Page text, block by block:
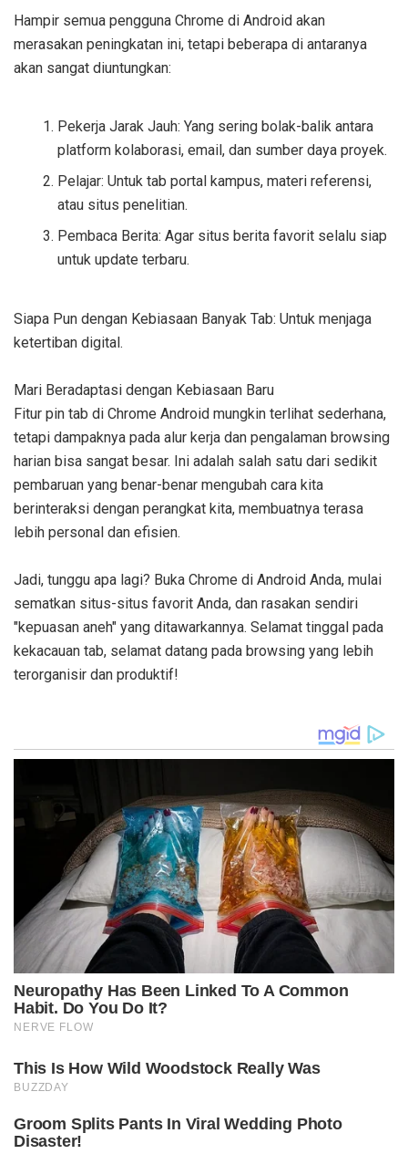
Hampir semua pengguna Chrome di Android akan
merasakan peningkatan ini, tetapi beberapa di antaranya
akan sangat diuntungkan:
Pekerja Jarak Jauh: Yang sering bolak-balik antara
platform kolaborasi, email, dan sumber daya proyek.
Pelajar: Untuk tab portal kampus, materi referensi,
atau situs penelitian.
Pembaca Berita: Agar situs berita favorit selalu siap
untuk update terbaru.
Siapa Pun dengan Kebiasaan Banyak Tab: Untuk menjaga
ketertiban digital.
Mari Beradaptasi dengan Kebiasaan Baru
Fitur pin tab di Chrome Android mungkin terlihat sederhana,
tetapi dampaknya pada alur kerja dan pengalaman browsing
harian bisa sangat besar. Ini adalah salah satu dari sedikit
pembaruan yang benar-benar mengubah cara kita
berinteraksi dengan perangkat kita, membuatnya terasa
lebih personal dan efisien.
Jadi, tunggu apa lagi? Buka Chrome di Android Anda, mulai
sematkan situs-situs favorit Anda, dan rasakan sendiri
"kepuasan aneh" yang ditawarkannya. Selamat tinggal pada
kekacauan tab, selamat datang pada browsing yang lebih
terorganisir dan produktif!